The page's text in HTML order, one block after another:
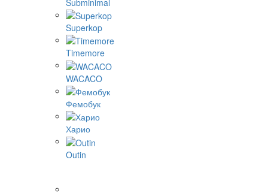
Superkop
Timemore
WACACO
Фемобук
Харио
Outin